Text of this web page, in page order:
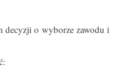
decyzji o wyborze zawodu i